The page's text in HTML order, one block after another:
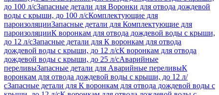
до 100 л/сЗапасные детали для Воронки для отвода дождевой
воды с крыши, до 100 л/сКомплектующие для
пароизоляцииЗапасные детали для Комплектующие для
пароизоляцииК воронкам для отвода дождевой воды с крыши,
до 12 л/сЗапасные детали для К воронкам для отвода
дождевой воды с крыши, до 12 л/сК воронкам для отвода
дождевой воды с крыши, до 25 л/сАварийные
переливыЗапасные детали для Аварийные переливыК
воронкам для отвода дождевой воды с крыши, до 12 л/
сЗапасные детали для К воронкам для отвода дождевой воды с